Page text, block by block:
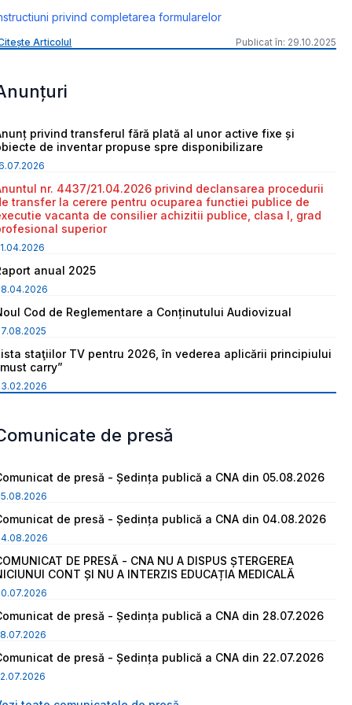
privind completarea formularelor
Articolul Publicat în: 29.10.2025
privind transferul fără plată al unor active fixe și
de inventar propuse spre disponibilizare
nr. 4437/21.04.2026 privind declansarea procedurii
transfer la cerere pentru ocuparea functiei publice de
vacanta de consilier achizitii publice, clasa I, grad
superior
anual 2025
Cod de Reglementare a Conținutului Audiovizual
staţiilor TV pentru 2026, în vederea aplicării principiului
carry”
de presă
de presă - Ședința publică a CNA din 05.08.2026
de presă - Ședința publică a CNA din 04.08.2026
DE PRESĂ - CNA NU A DISPUS ȘTERGEREA
CONT ȘI NU A INTERZIS EDUCAȚIA MEDICALĂ
de presă - Ședința publică a CNA din 28.07.2026
de presă - Ședința publică a CNA din 22.07.2026